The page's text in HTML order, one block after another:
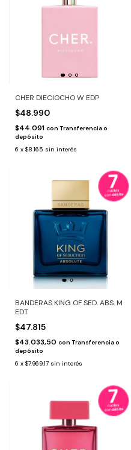
CHER DIECIOCHO W EDP
$48.990
$44.091 con Transferencia o
depósito
6 x $8.165 sin interés
BANDERAS KING OF SED. ABS. M
EDT
$47.815
$43.033,50 con Transferencia o
depósito
6 x $7.969,17 sin interés